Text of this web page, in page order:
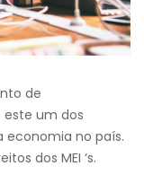
de
este um dos
economia no país.
dos MEI ‘s.